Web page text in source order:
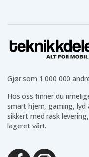
Gjør som 1 000 000
Hos oss finner du
smart hjem, gaming, lyd
sikkert med rask
lageret vårt.